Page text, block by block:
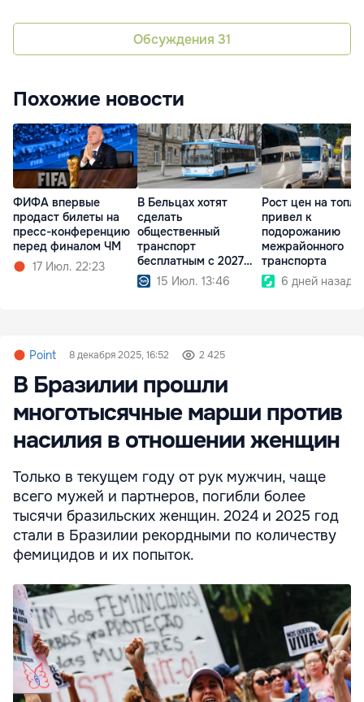
Обсуждения 31
Похожие новости
ФИФА впервые
продаст билеты на
пресс-конференцию
перед финалом ЧМ
17 Июл. 22:23
В Бельцах хотят
сделать
общественный
транспорт
бесплатным с 2027
года15 Июл. 13:46
Рост цен на
привел к
подорожанию
межрайонного
транспорта
6 дней назад
Point 8 декабря 2025, 16:52 2 425
В Бразилии прошли
многотысячные марши против
насилия в отношении женщин
Только в текущем году от рук мужчин, чаще
всего мужей и партнеров, погибли более
тысячи бразильских женщин. 2024 и 2025 год
стали в Бразилии рекордными по количеству
фемицидов и их попыток.